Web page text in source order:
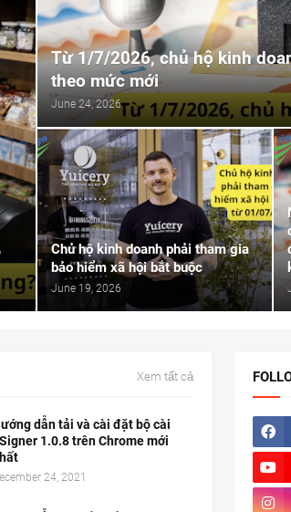
Từ 1/7/2026, chủ hộ kinh
theo mức mới
June 24, 2026
Chủ hộ kinh doanh phải tham gia
bảo hiểm xã hội bắt buộc
June 19, 2026
Xem tất cả
dẫn tải và cài đặt bộ cài
1.0.8 trên Chrome mới
24, 2021